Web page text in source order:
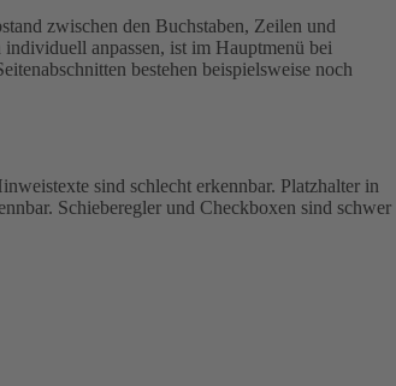
zwischen den Buchstaben, Zeilen und
anpassen, ist im Hauptmenü bei
bestehen beispielsweise noch
sind schlecht erkennbar. Platzhalter in
Schieberegler und Checkboxen sind schwer